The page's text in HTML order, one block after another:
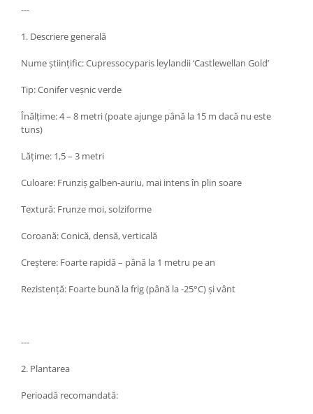
---
1. Descriere generală
Nume științific: Cupressocyparis leylandii ‘Castlewellan Gold’
Tip: Conifer veșnic verde
Înălțime: 4 – 8 metri (poate ajunge până la 15 m dacă nu este
tuns)
Lățime: 1,5 – 3 metri
Culoare: Frunziș galben-auriu, mai intens în plin soare
Textură: Frunze moi, solziforme
Coroană: Conică, densă, verticală
Creștere: Foarte rapidă – până la 1 metru pe an
Rezistență: Foarte bună la frig (până la -25°C) și vânt
---
2. Plantarea
Perioadă recomandată: